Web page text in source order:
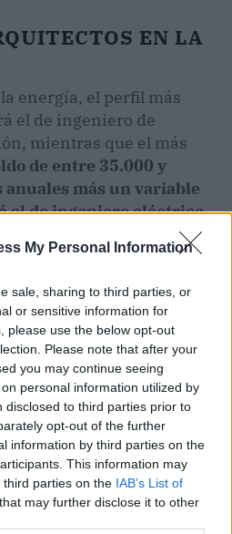
My Personal Information
sale, sharing to third parties, or
or sensitive information for
please use the below opt-out
Please note that after your
you may continue seeing
personal information utilized by
disclosed to third parties prior to
opt-out of the further
information by third parties on the
This information may
parties on the IAB’s List of
that may further disclose it to other
EN LA
energía, el perfil más
el de ingeniero de
mientras que el más
de entre 35.000 y
más un variable
el de ingeniero eléctrico
encargado de diseñar,
la infraestructura de
las empresas, mientras
el 'engineering
especializado en
de producción y los
de producto, con un
los 60.000 y los 100.000